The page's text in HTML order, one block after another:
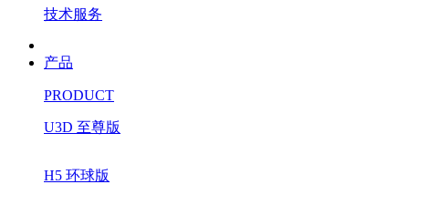
技术服务
产品
PRODUCT
U3D 至尊版
H5 环球版